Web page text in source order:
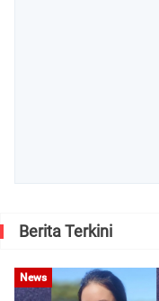
Berita Terkini
News